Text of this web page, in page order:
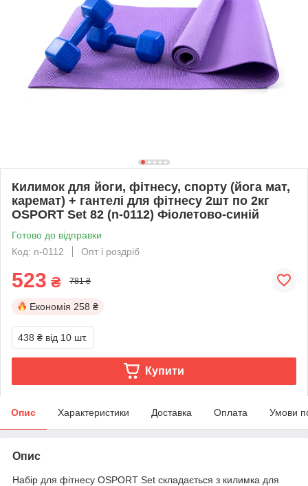
Килимок для йоги, фітнесу, спорту (йога мат,
каремат) + гантелі для фітнесу 2шт по 2кг
OSPORT Set 82 (n-0112) Фіолетово-синій
Готово до відправки
Код: n-0112
Опт і роздріб
523 ₴ 781 ₴
Економія 258 ₴
438 ₴ від 10 шт.
Купити
Опис Характеристики Доставка Оплата Умови
Опис
Набір для фітнесу OSPORT Set складається з килимка для